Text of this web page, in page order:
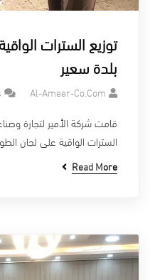
توزيع السترات
بلدة سعير
Al-Ameer-Co.com
السترات الواقية على لجان
Read More